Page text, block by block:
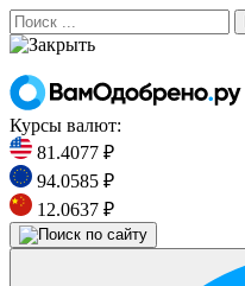
Курсы валют:
81.4077 ₽
94.0585 ₽
12.0637 ₽